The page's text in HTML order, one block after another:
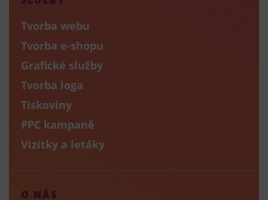
Tvorba webu
Tvorba e-shopu
Grafické služby
Tvorba loga
Tiskoviny
PPC kampaně
Vizitky a letáky
O NÁS